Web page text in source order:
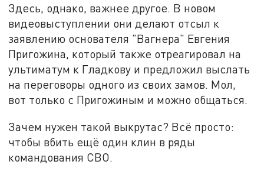
Здесь, однако, важнее другое. В новом
видеовыступлении они делают отсыл к
заявлению основателя "Вагнера" Евгения
Пригожина, который также отреагировал на
ультиматум к Гладкову и предложил выслать
на переговоры одного из своих замов. Мол,
вот только с Пригожиным и можно общаться.
Зачем нужен такой выкрутас? Всё просто:
чтобы вбить ещё один клин в ряды
командования СВО.